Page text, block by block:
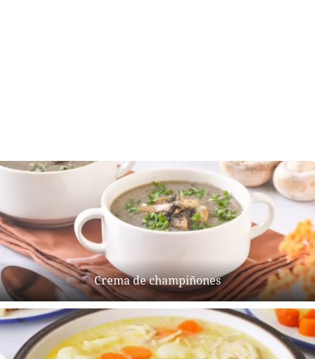
Crema de champiñones